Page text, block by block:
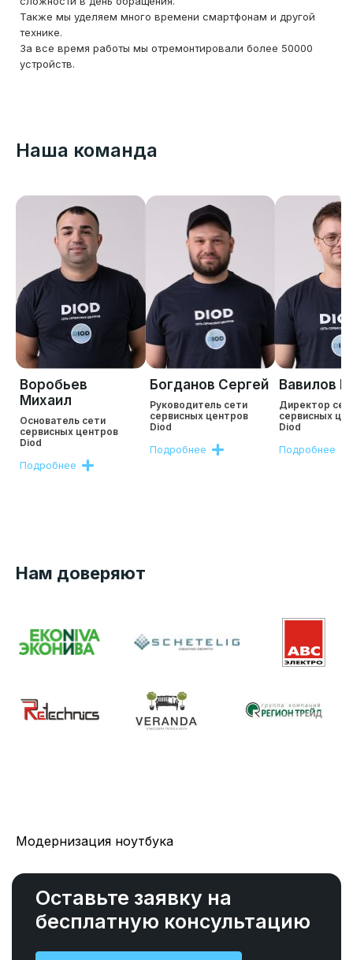
Также мы уделяем много времени смартфонам и другой
технике.
За все время работы мы отремонтировали более 50000
устройств.
Наша команда
Воробьев
Михаил
Основатель сети
сервисных центров
Diod
Подробнее
Богданов Сергей
Руководитель сети
сервисных центров
Diod
Подробнее
Вавилов
Директор
сервисных
Diod
Подробнее
Нам доверяют
Модернизация ноутбука
Оставьте заявку на
бесплатную консультацию